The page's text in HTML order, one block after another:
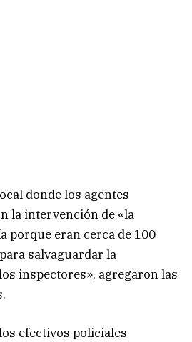
donde los agentes
la intervención de «la
porque eran cerca de 100
salvaguardar la
inspectores», agregaron las
efectivos policiales